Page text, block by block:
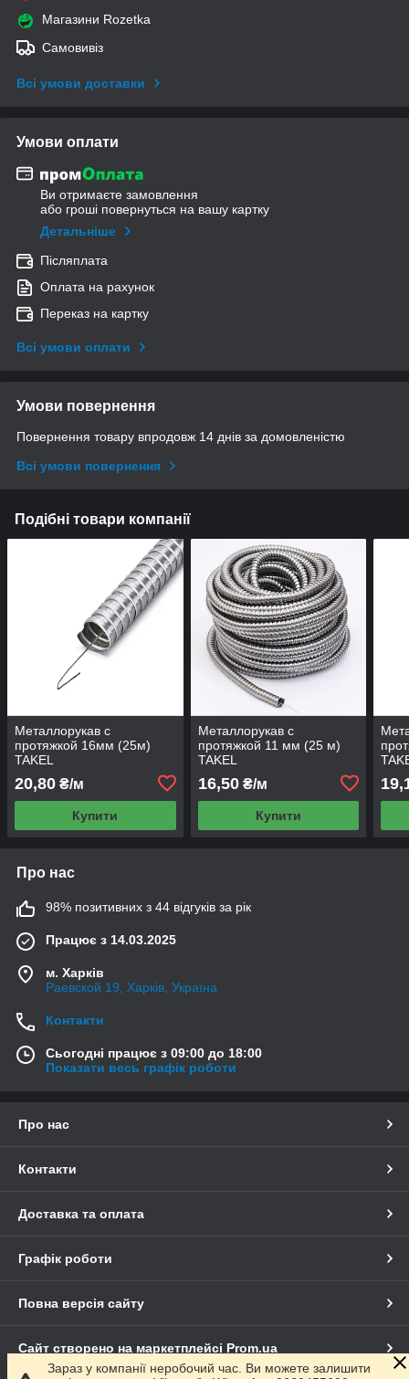
Магазини Rozetka
Самовивіз
Всі умови доставки
Умови оплати
Ви отримаєте замовлення
або гроші повернуться на вашу картку
Детальніше
Післяплата
Оплата на рахунок
Переказ на картку
Всі умови оплати
Умови повернення
Повернення товару впродовж 14 днів за домовленістю
Всі умови повернення
Подібні товари компанії
Металлорукав с
протяжкой 16мм (25м)
TAKEL
20,80 ₴/м
Купити
Металлорукав с
протяжкой 11 мм (25 м)
TAKEL
16,50₴/м
Купити
Про нас
98% позитивних з 44 відгуків за рік
Працює з 14.03.2025
м. Харків
Раевской 19, Харків, Україна
Контакти
Сьогодні працює з 09:00 до 18:00
Показати весь графік роботи
Про нас
Контакти
Доставка та оплата
Графік роботи
Повна версія сайту
Сайт створено на маркетплейсі Prom.ua
Зараз у компанії неробочий час. Ви можете залишити